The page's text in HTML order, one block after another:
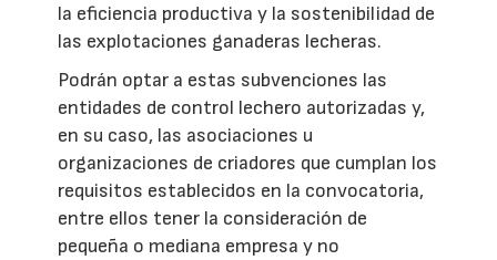
la eficiencia productiva y la sostenibilidad de
las explotaciones ganaderas lecheras.
Podrán optar a estas subvenciones las
entidades de control lechero autorizadas y,
en su caso, las asociaciones u
organizaciones de criadores que cumplan los
requisitos establecidos en la convocatoria,
entre ellos tener la consideración de
pequeña o mediana empresa y no